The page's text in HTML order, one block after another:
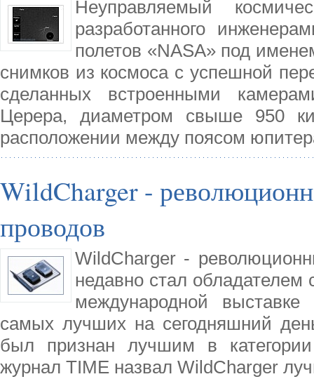
Неуправляемый
разработанного
полетов «NASA» под
снимков из космоса с успешной
сделанных встроенными
Церера, диаметром свыше 950
расположении между поясом
WildCharger -
проводов
WildCharger -
недавно стал обладателем
международной
самых лучших на сегодняшний
был признан лучшим в
журнал TIME назвал WildCharger